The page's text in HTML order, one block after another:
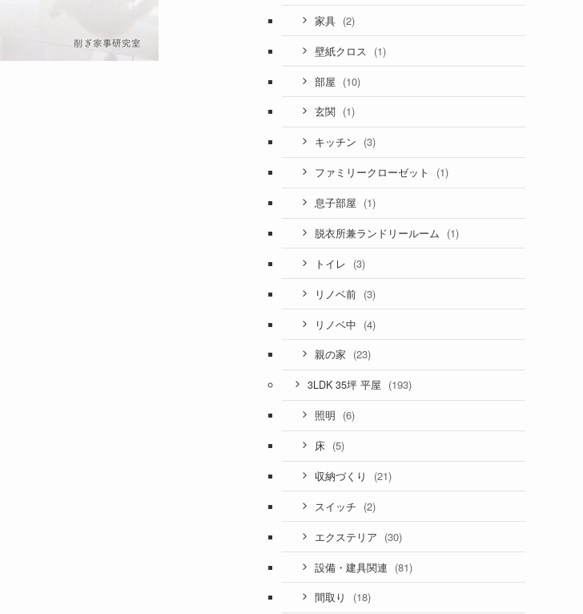
家具 (2)
壁紙クロス (1)
部屋 (10)
玄関 (1)
キッチン (3)
ファミリークローゼット (1)
息子部屋 (1)
脱衣所兼ランドリールーム (1)
トイレ (3)
リノベ前 (3)
リノベ中 (4)
親の家 (23)
3LDK 35坪 平屋 (193)
照明 (6)
床 (5)
収納づくり (21)
スイッチ (2)
エクステリア (30)
設備・建具関連 (81)
間取り (18)